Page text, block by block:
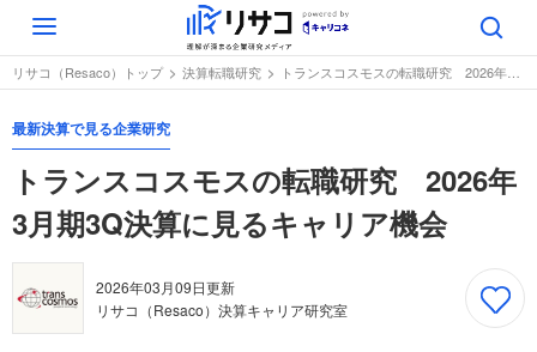
Toggle
navigation
リサコ（Resaco）トップ 決算転職研究 トランスコスモスの転職研究 2026年3月期3Q決算に見るキャリア機会
最新決算で見る企業研究
トランスコスモスの転職研究 2026年
3月期3Q決算に見るキャリア機会
2026年03月09日更新
リサコ（Resaco）決算キャリア研究室